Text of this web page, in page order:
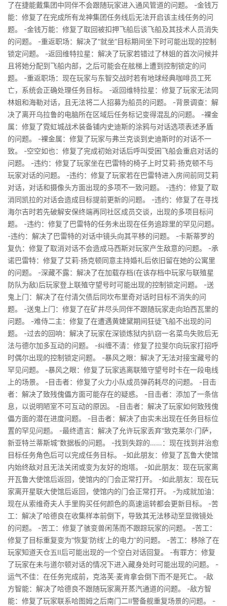
了在捷能戴集团中同伴不会跟随玩家进入通风管道的问题。 -金钱万
能：修复了在完成所有龙神集团任务线后无法开启该主线任务的问
题。 -金钱万能：修复了取回被扣押飞船后该飞船及其技术人员消失
的问题。 -重返职场：解决了“就坐”目标期间坐下时可能出现的控制
锁定问题。 -返回维特拉星：解决了玩家若错过了林姐的首次问候并
且将她分配到飞船内部，之后可能会在舷梯上遭到控制锁定的问
题。 -重返职场：现在玩家与东智交战时若有地球经典咖啡员工死
亡，系统会正确处理任务目标。 -返回维特拉星：修复了玩家无法同
林姐和海勒对话，且无法将二人招募为船员的问题。 -背景调查：解
决了离开乌拉鲁的电脑所在区域后任务标记变得混乱的问题。 -裸金
属：修复了霓虹城战术装备铺内史迪斯的涂鸦与对话选项表述矛盾
的问题。 -裸金属：修复了玩家与弗兰克谈到史迪斯时的对话不一
致。 -空空如也：修复了完成初始对话后呼叫受困飞船会重启对话的
问题。 -违约：修复了玩家坐在巴雷特的椅子上时艾莉·扬克顿不与
玩家对话的问题。 -违约：修复了玩家若在巴雷特进入房间前同艾莉
对话，对话和摄像头方面出现的多项不一致问题。 -违约：修复了取
消同凯拉的对话会造成目标提前更新的问题。 -违约：修复了在寻找
海尔吉时若先破解安保终端再同社区成员交谈，出现的多项目标问
题。 -违约：修复了巴雷特的任务未出现在任务追踪里的罕见问题。
-违约：解决了巴雷特的对话中镜头向其平移的问题。 -卡斯蒂罗的
复仇：修复了取消对话不会造成马西斯对玩家产生敌意的问题。 -承
诺巴雷特：修复了艾莉·扬克顿同意主持婚礼后依旧留在她的公寓里
的问题。 -深藏不露：解决了在加载存档(在该存档中玩家与联殖星
防队为敌)后玩家登上联殖守望号时可能出现的控制锁定问题。 -送
鬼上门：解决了在付清欠债后同坎布里奇对话时目标不消失的问
题。 -送鬼上门：修复了在矿井尽头同伴不跟随玩家走向珀西瓦里的
问题。 -难侍二主：修复了在遭遇黄婕黛期间狂徒飞船不出现的问
题。 -过去的回响：解决了玩家在深锁炼狱内扒窃一名菜鸟失败后无
法与德尔加多互动的问题。 -纠缠不清：修复了拉斐尔向玩家打招呼
时偶尔出现的控制锁定问题。 -暴风之眼：解决了无法对接宝藏号的
罕见问题。 -暴风之眼：修复了玩家逃离联殖守望号时卡在一段电线
上的场景。 -目击者：修复了火力小队成员弹药耗尽的问题。 -目击
者：解决了致残傀儡方面可能存在的疑惑。 -目击者：添加了一条信
息，以说明陋室不可互动的原因。 -目击者：解决了玩家如何致残傀
儡方面的潜在进度问题。 -目击者：解决了由实未出现在任务目标位
置的罕见问题。 -最终遗言：解决了允许玩家丢弃“致克莱尔·门萨，
新亚特兰蒂斯城”数据板的问题。 -找到失踪的……：现在找到并治愈
目标任务角色后可以完成任务目标。 -如此朋友：修复了瓦鲁大使馆
内始终敌对且无法关闭或变为友好的炮塔。 -如此朋友：现在玩家离
开瓦鲁大使馆后返回，使馆内的门会正常打开。 -如此朋友：现在玩
家离开星联大使馆后返回，使馆内的门会正常打开。 -为成就加油：
现在从索维奇夫人手里购买任何颜色的高速运转都会更新目标。 -苦
工：解决了哈德良在收集样本前倒下，导致其无法移动至显微镜处
的问题。 -苦工：修复了骇变兽闲荡而不跟踪玩家的问题。 -苦工：
修复了目标重复变为“恢复‘防线’上的电力”的问题。 -苦工：移除了在
玩家知道天仓五II后可能出现的一个空白对话回复。 -有罪方：修复
了玩家在未与道尔顿对话的情况下进入藏身处时可能出现的问题。 -
运气不佳：在任务完成前，克洛芙·麦肯拿会倒下而不是死亡。 -敌
方智能：解决了哈德良不跟随玩家离开蒸汽通道的问题。 -敌方智
能：修复了玩家联系哈图姆之后南门二II警备舰重复场景的问题。 -